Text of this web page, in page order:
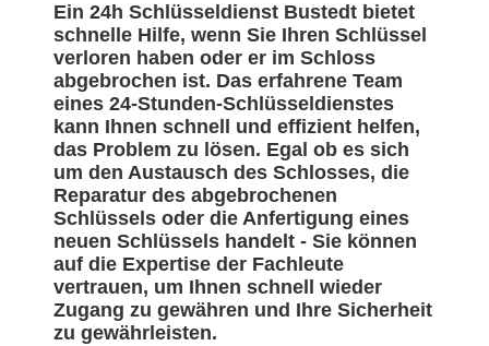
Ein 24h Schlüsseldienst Bustedt bietet
schnelle Hilfe, wenn Sie Ihren Schlüssel
verloren haben oder er im Schloss
abgebrochen ist. Das erfahrene Team
eines 24-Stunden-Schlüsseldienstes
kann Ihnen schnell und effizient helfen,
das Problem zu lösen. Egal ob es sich
um den Austausch des Schlosses, die
Reparatur des abgebrochenen
Schlüssels oder die Anfertigung eines
neuen Schlüssels handelt - Sie können
auf die Expertise der Fachleute
vertrauen, um Ihnen schnell wieder
Zugang zu gewähren und Ihre Sicherheit
zu gewährleisten.